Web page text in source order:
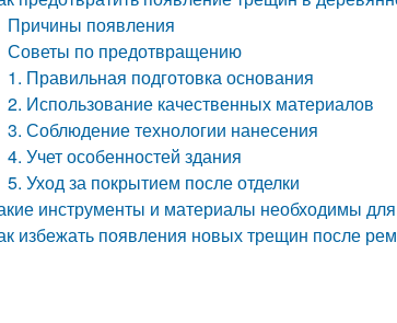
Причины появления
Советы по предотвращению
1. Правильная подготовка основания
2. Использование качественных материалов
3. Соблюдение технологии нанесения
4. Учет особенностей здания
5. Уход за покрытием после отделки
инструменты и материалы необходимы
избежать появления новых трещин после